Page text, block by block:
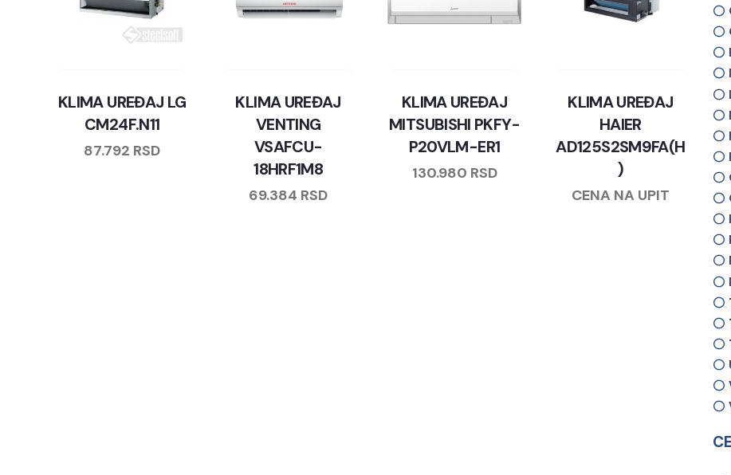
KLIMA UREĐAJ LG
CM24F.N11
87.792 RSD
KLIMA UREĐAJ
VENTING
VSAFCU-
18HRF1M8
69.384 RSD
KLIMA UREĐAJ
MITSUBISHI PKFY-
P20VLM-ER1
130.980 RSD
KLIMA UREĐAJ
HAIER
AD125S2SM9FA(H
)
CENA NA UPIT